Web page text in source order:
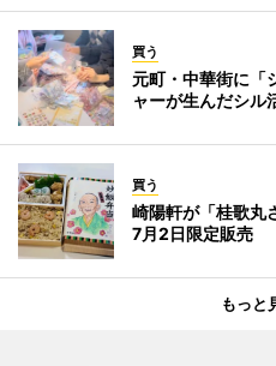
買う
元町・中華街に
ャーが生んだシル
買う
崎陽軒が「桂歌
7月2日限定販売
もっと